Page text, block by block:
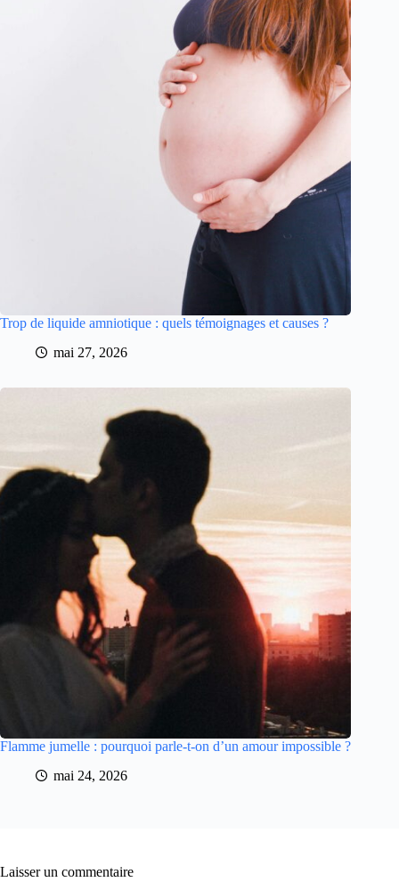
Trop de liquide amniotique : quels témoignages et causes ?
mai 27, 2026
Flamme jumelle : pourquoi parle-t-on d’un amour impossible ?
mai 24, 2026
Laisser un commentaire